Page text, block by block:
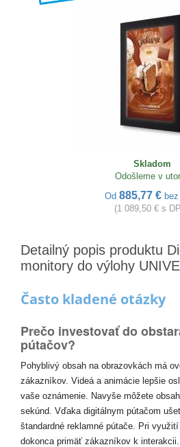
Skladom
Odošleme v
Od 885,77 €
(1 089,50 € s
Detailný popis produktu
monitory do výlohy
Často kladené otázky
Prečo investovať do
pútačov?
Pohyblivý obsah na obrazovkách má
zákazníkov. Videá a animácie lepšie
vaše oznámenie. Navyše môžete
sekúnd. Vďaka digitálnym pútačom
štandardné reklamné pútače. Pri
dokonca primäť zákazníkov k